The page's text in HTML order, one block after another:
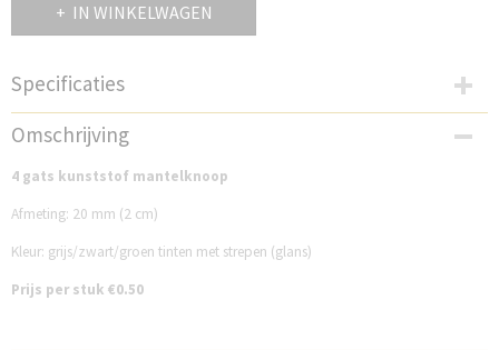
IN WINKELWAGEN
Specificaties
Productcode
DSK20KG3
Omschrijving
4 gats kunststof mantelknoop
Afmeting: 20 mm (2 cm)
Kleur: grijs/zwart/groen tinten met strepen (glans)
Prijs per stuk €0.50